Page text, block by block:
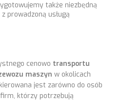
także niezbędną
prowadzoną usługą
cenowo transportu
maszyn w okolicach
jest zarówno do osób
którzy potrzebują